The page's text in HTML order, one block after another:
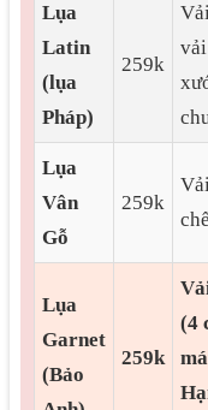
Lụa
Latin
(lụa
Pháp)
259k
Lụa
Vân
Gỗ
259k
Lụa
Garnet
(Bảo
259k
(4